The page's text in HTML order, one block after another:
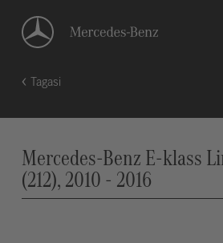
Tagasi
Mercedes-Benz E-klass
(212), 2010 - 2016